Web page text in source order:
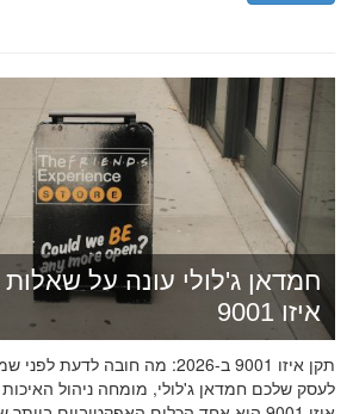
חמדאן ג'לולי עונה על
איזו 9001
תקן איזו 9001 ב-2026: מה חובה
לעסק שלכם חמדאן ג'לולי, מומחה ניהול